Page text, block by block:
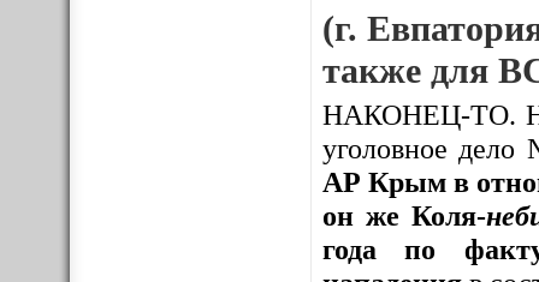
(г.
также для
НАКОНЕЦ-ТО.
уголовное
АР Крым в
он же Коля-
года по